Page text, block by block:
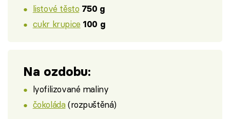
listové těsto 750 g
cukr krupice 100 g
Na ozdobu:
lyofilizované maliny
čokoláda(rozpuštěná)